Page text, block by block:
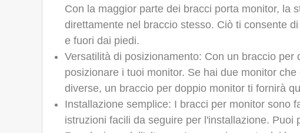
Con la maggior parte dei bracci porta monitor, la
direttamente nel braccio stesso. Ciò ti consente
e fuori dai piedi.
Versatilità di posizionamento: Con un braccio per
posizionare i tuoi monitor. Se hai due monitor
diverse, un braccio per doppio monitor ti fornirà
Installazione semplice: I bracci per monitor sono
istruzioni facili da seguire per l'installazione. Puoi